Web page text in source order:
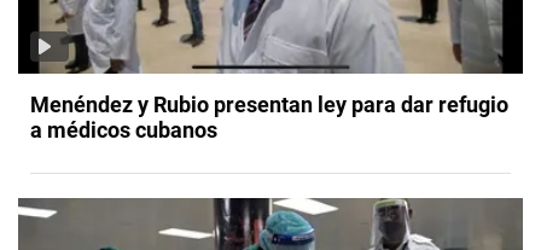
Menéndez y Rubio presentan ley para dar refugio
a médicos cubanos